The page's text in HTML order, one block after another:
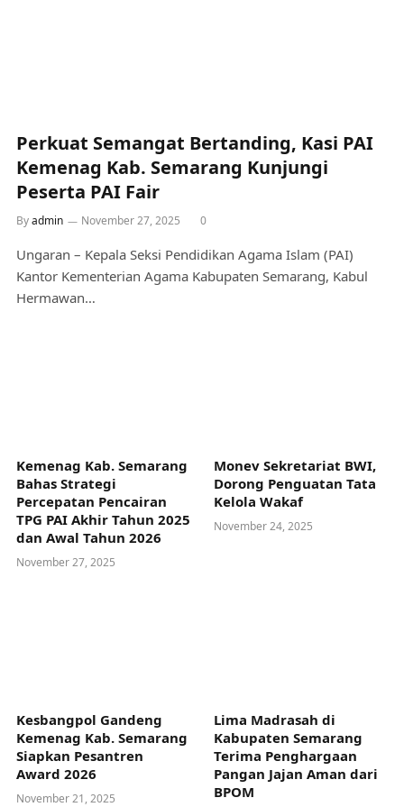
Perkuat Semangat Bertanding, Kasi PAI
Kemenag Kab. Semarang Kunjungi
Peserta PAI Fair
Byadmin November 27, 2025 0
Ungaran – Kepala Seksi Pendidikan Agama Islam (PAI)
Kantor Kementerian Agama Kabupaten Semarang, Kabul
Hermawan…
Kemenag Kab. Semarang
Bahas Strategi
Percepatan Pencairan
TPG PAI Akhir Tahun 2025
dan Awal Tahun 2026
November 27, 2025
Monev Sekretariat BWI,
Dorong Penguatan Tata
Kelola Wakaf
November 24, 2025
Kesbangpol Gandeng
Kemenag Kab. Semarang
Siapkan Pesantren
Award 2026
November 21, 2025
Lima Madrasah di
Kabupaten Semarang
Terima Penghargaan
Pangan Jajan Aman dari
BPOM